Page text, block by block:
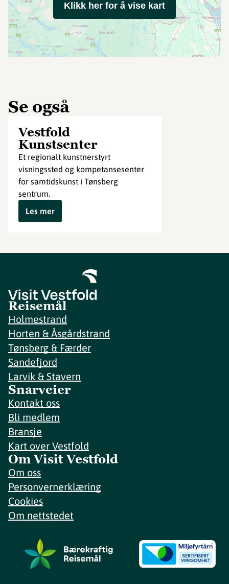
Klikk her for å vise kart
Se også
Vestfold
Kunstsenter
Et regionalt kunstnerstyrt
visningssted og kompetansesenter
for samtidskunst i Tønsberg
sentrum.
Les mer
Reisemål
Holmestrand
Horten & Åsgårdstrand
Tønsberg & Færder
Sandefjord
Larvik & Stavern
Snarveier
Kontakt oss
Bli medlem
Bransje
Kart over Vestfold
Om Visit Vestfold
Om oss
Personvernerklæring
Cookies
Om nettstedet